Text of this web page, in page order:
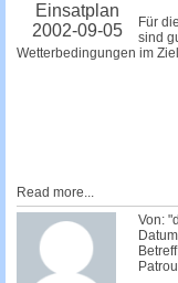
Einsatplan
2002-09-05
Für
sind
Wetterbedingungen im
Read more...
Von: